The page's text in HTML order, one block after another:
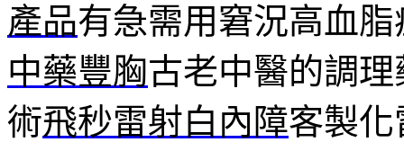
產品有急需用窘況高血
中藥豐胸古老中醫的調
術飛秒雷射白內障客製